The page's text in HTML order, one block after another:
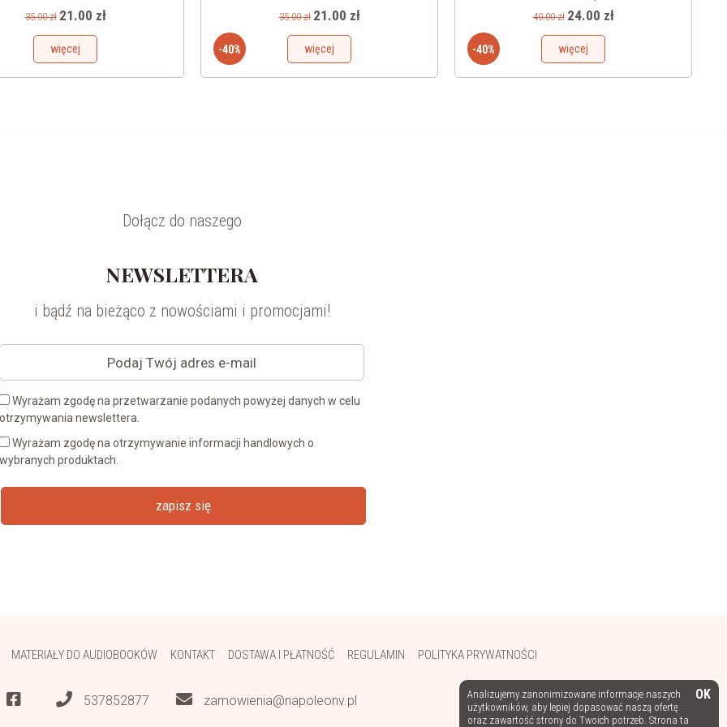
35.00 zł 21.00 zł
więcej -40%
35.00 zł 21.00 zł
więcej -40%
40.00 zł 24.00 zł
więcej
Dołącz do naszego
NEWSLETTERA
i bądź na bieżąco z nowościami i promocjami!
Wyrażam zgodę na przetwarzanie podanych powyżej danych w celu
otrzymywania newslettera.
Wyrażam zgodę na otrzymywanie informacji handlowych o
wybranych produktach.
zapisz się
MATERIAŁY DO AUDIOBOOKÓW KONTAKT DOSTAWA I PŁATNOŚĆ REGULAMIN POLITYKA PRYWATNOŚCI
537852877 zamowienia@napoleonv.pl
Analizujemy zanonimizowane informacje naszych
użytkowników, aby lepiej dopasować naszą ofertę
oraz zawartość strony do Twoich potrzeb. Strona ta
OK